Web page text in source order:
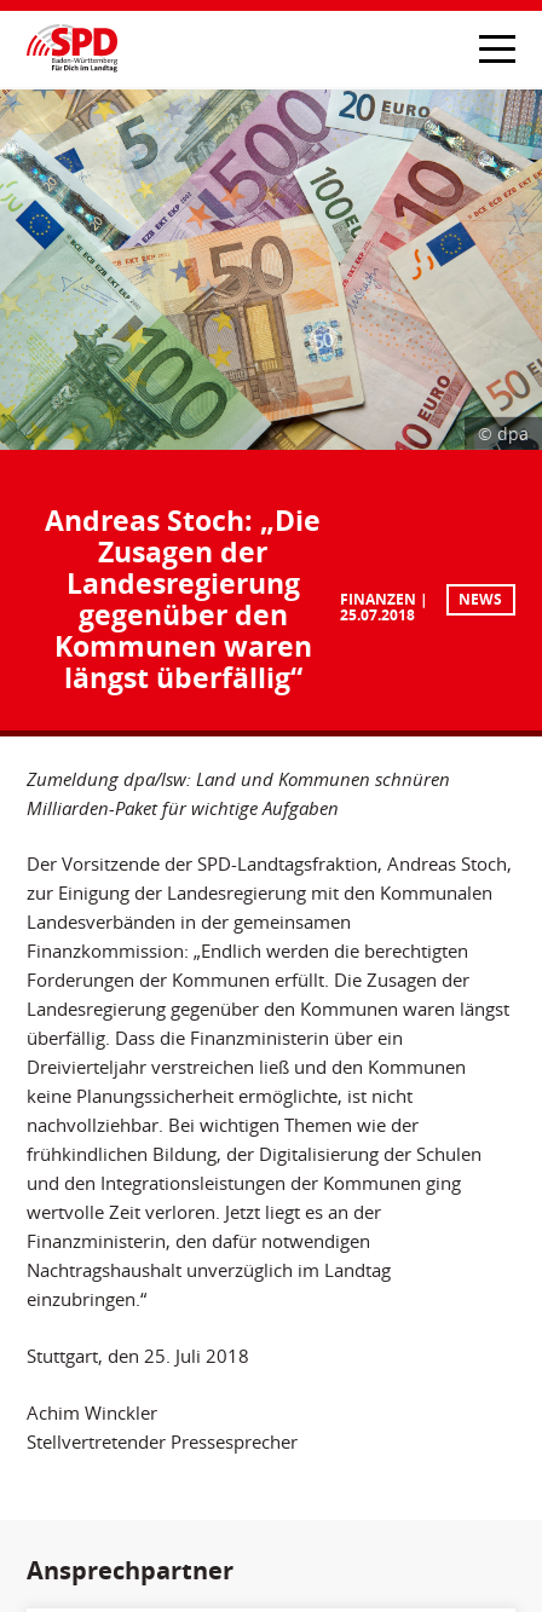
© dpa
Andreas Stoch: „Die
Zusagen der
Landesregierung
gegenüber den
Kommunen waren
längst überfällig“
FINANZEN
25.07.2018
NEWS
Zumeldung dpa/lsw: Land und Kommunen schnüren
Milliarden-Paket für wichtige Aufgaben
Der Vorsitzende der SPD-Landtagsfraktion, Andreas Stoch,
zur Einigung der Landesregierung mit den Kommunalen
Landesverbänden in der gemeinsamen
Finanzkommission: „Endlich werden die berechtigten
Forderungen der Kommunen erfüllt. Die Zusagen der
Landesregierung gegenüber den Kommunen waren längst
überfällig. Dass die Finanzministerin über ein
Dreivierteljahr verstreichen ließ und den Kommunen
keine Planungssicherheit ermöglichte, ist nicht
nachvollziehbar. Bei wichtigen Themen wie der
frühkindlichen Bildung, der Digitalisierung der Schulen
und den Integrationsleistungen der Kommunen ging
wertvolle Zeit verloren. Jetzt liegt es an der
Finanzministerin, den dafür notwendigen
Nachtragshaushalt unverzüglich im Landtag
einzubringen.“
Stuttgart, den 25. Juli 2018
Achim Winckler
Stellvertretender Pressesprecher
Ansprechpartner